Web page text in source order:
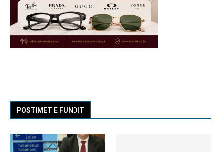
POSTIMET E FUNDIT